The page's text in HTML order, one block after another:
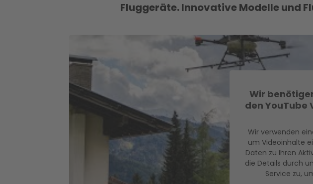
Fluggeräte. Innovative Modelle und
Wir
den YouTube
Wir verwenden
um Videoinhalte
Daten zu Ihren
die Details durch
Service zu,